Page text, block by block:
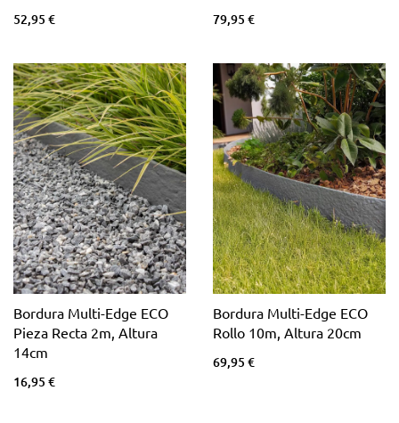
52,95 € 79,95 €
Bordura Multi-Edge ECO
Pieza Recta 2m, Altura
14cm
16,95 €
Bordura Multi-Edge ECO
Rollo 10m, Altura 20cm
69,95 €